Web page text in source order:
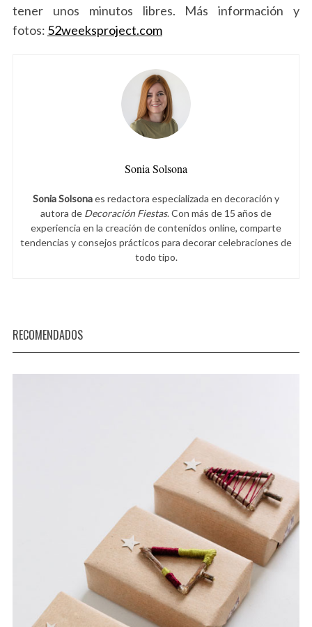
tener unos minutos libres. Más información y
fotos: 52weeksproject.com
Sonia Solsona
Sonia Solsonaes redactora especializada en decoración y
autora de Decoración Fiestas. Con más de 15 años de
experiencia en la creación de contenidos online, comparte
tendencias y consejos prácticos para decorar celebraciones de
todo tipo.
RECOMENDADOS